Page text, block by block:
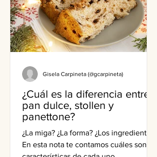
¿Cuál es la diferencia entre
pan dulce, stollen y
panettone?
¿La miga? ¿La forma? ¿Los ingredientes?
En esta nota te contamos cuáles son las
Gisela Carpineta (@gcarpineta)